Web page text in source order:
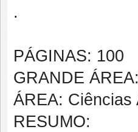
.
PÁGINAS: 100
GRANDE
ÁREA: Ciências
RESUMO: